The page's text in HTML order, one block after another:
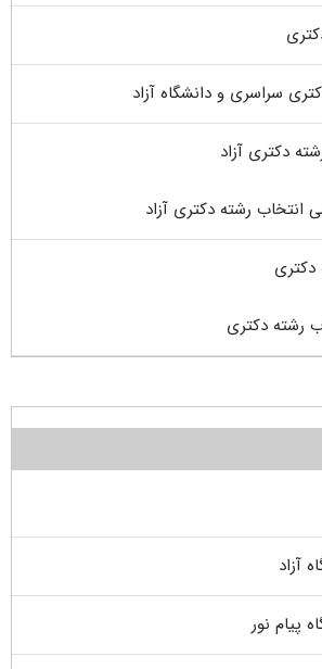
سراسری و دانشگاه آزاد
دکتری آزاد
انتخاب رشته دکتری آزاد
دکتری
رشته دکتری
آزاد
پیام نور